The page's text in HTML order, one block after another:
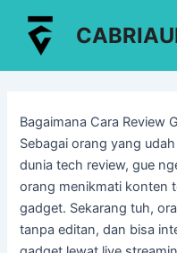
konten
Bagaimana Cara Review
Sebagai orang yang
dunia tech review, gue
orang menikmati konten
gadget. Sekarang tuh,
tanpa editan, dan bisa
navigation